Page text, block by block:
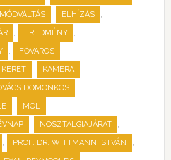
, ELHÍZÁS ,
, EREDMÉNY ,
, FŐVÁROS ,
, KAMERA ,
DOMONKOS ,
, MOL ,
, NOSZTALGIAJÁRAT ,
, PROF. DR. WITTMANN ISTVÁN ,